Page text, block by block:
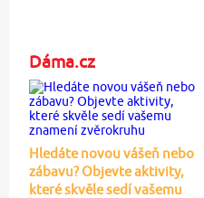
Dáma.cz
Hledáte novou vášeň nebo
zábavu? Objevte aktivity,
které skvěle sedí vašemu